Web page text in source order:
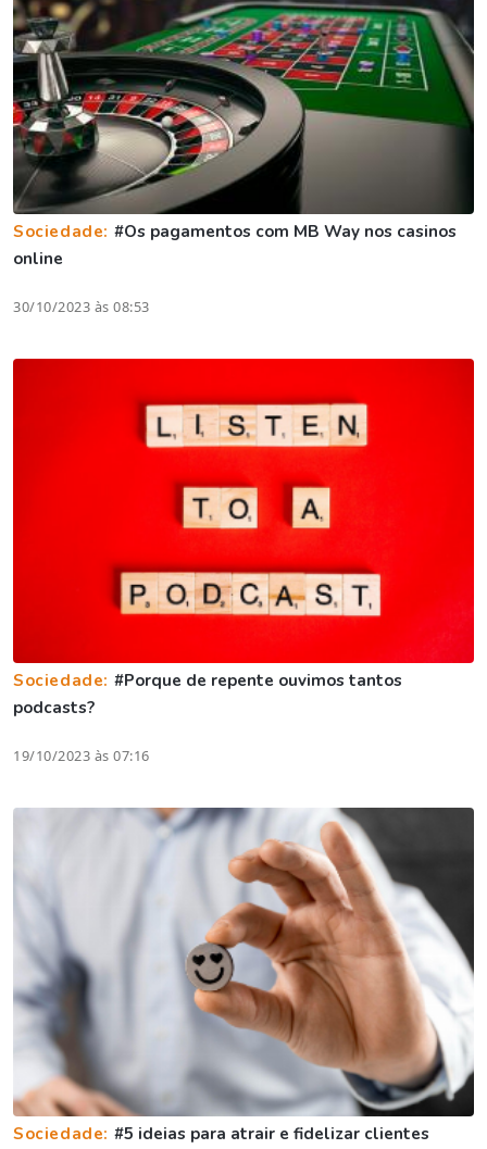
Sociedade: #Os pagamentos com MB Way nos casinos
online
30/10/2023 às 08:53
Sociedade: #Porque de repente ouvimos tantos
podcasts?
19/10/2023 às 07:16
Sociedade: #5 ideias para atrair e fidelizar clientes